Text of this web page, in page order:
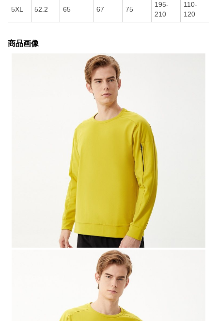
5XL 52.2 65 67 75
195-
210
110-
120
商品画像